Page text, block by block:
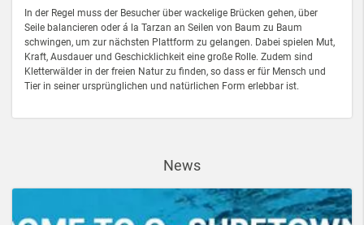
In der Regel muss der Besucher über wackelige Brücken gehen, über
Seile balancieren oder á la Tarzan an Seilen von Baum zu Baum
schwingen, um zur nächsten Plattform zu gelangen. Dabei spielen Mut,
Kraft, Ausdauer und Geschicklichkeit eine große Rolle. Zudem sind
Kletterwälder in der freien Natur zu finden, so dass er für Mensch und
Tier in seiner ursprünglichen und natürlichen Form erlebbar ist.
News